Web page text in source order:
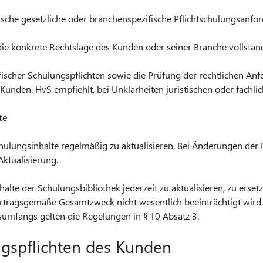
gesetzliche oder branchenspezifische
konkrete Rechtslage des Kunden oder seiner Branche
Schulungspflichten sowie die Prüfung der rechtlichen
HvS empfiehlt, bei Unklarheiten juristischen oder
regelmäßig zu aktualisieren. Bei Änderungen der
der Schulungsbibliothek jederzeit zu aktualisieren, zu
Gesamtzweck nicht wesentlich beeinträchtigt
gelten die Regelungen in § 10 Absatz 3.
des Kunden